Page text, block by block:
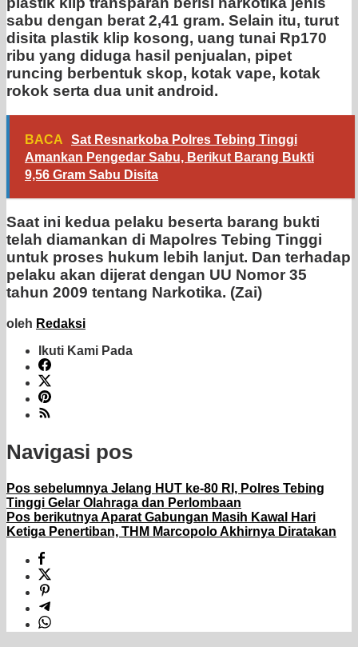
sabu dengan berat 2,41 gram. Selain itu, turut
disita plastik klip kosong, uang tunai Rp170
ribu yang diduga hasil penjualan, pipet
runcing berbentuk skop, kotak vape, kotak
rokok serta dua unit android.
BACA
Sat Resnarkoba Polres Tebing Tinggi
Amankan Pengedar Sabu, Berikut Barang Bukti
9,56 Gram Sabu Disita
Saat ini kedua pelaku beserta barang bukti
telah diamankan di Mapolres Tebing Tinggi
untuk proses hukum lebih lanjut. Dan terhadap
pelaku akan dijerat dengan UU Nomor 35
tahun 2009 tentang Narkotika. (Zai)
oleh Redaksi
Ikuti Kami Pada
Navigasi pos
Pos sebelumnya Jelang HUT ke-80 RI, Polres Tebing
Tinggi Gelar Olahraga dan Perlombaan
Pos berikutnyaAparat Gabungan Masih Kawal Hari
Ketiga Penertiban, THM Marcopolo Akhirnya Diratakan